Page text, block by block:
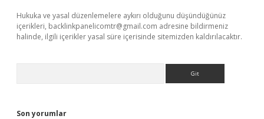
Hukuka ve yasal düzenlemelere aykırı olduğunu düşündüğünüz
içerikleri, backlinkpanelicomtr@gmail.com adresine bildirmeniz
halinde, ilgili içerikler yasal süre içerisinde sitemizden kaldırılacaktır.
Son yorumlar